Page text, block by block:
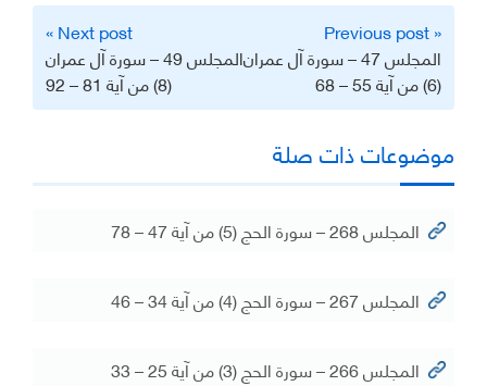
تصفّح
المقالات
« Previous post
المجلس 47 – سورة آل عمران
(6) من آية 55 – 68
Next post »
المجلس 49 – سورة آل عمران
(8) من آية 81 – 92
موضوعات ذات صلة
المجلس 268 – سورة الحج (5) من آية 47 – 78
المجلس 267 – سورة الحج (4) من آية 34 – 46
المجلس 266 – سورة الحج (3) من آية 25 – 33